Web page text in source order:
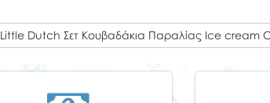
Little Dutch Σετ Κουβαδάκια Παραλίας Ice cream